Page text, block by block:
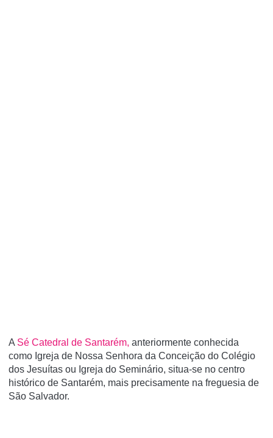
A Sé Catedral de Santarém, anteriormente conhecida
como Igreja de Nossa Senhora da Conceição do Colégio
dos Jesuí­tas ou Igreja do Seminário, situa-se no centro
histórico de Santarém, mais precisamente na freguesia de
São Salvador.